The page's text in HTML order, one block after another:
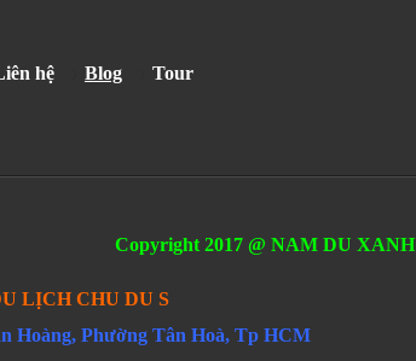
hệ Blog Tour
Copyright 2017 @ NAM DU XANH
LỊCH CHU DU S
Hoàng, Phường Tân Hoà, Tp HCM